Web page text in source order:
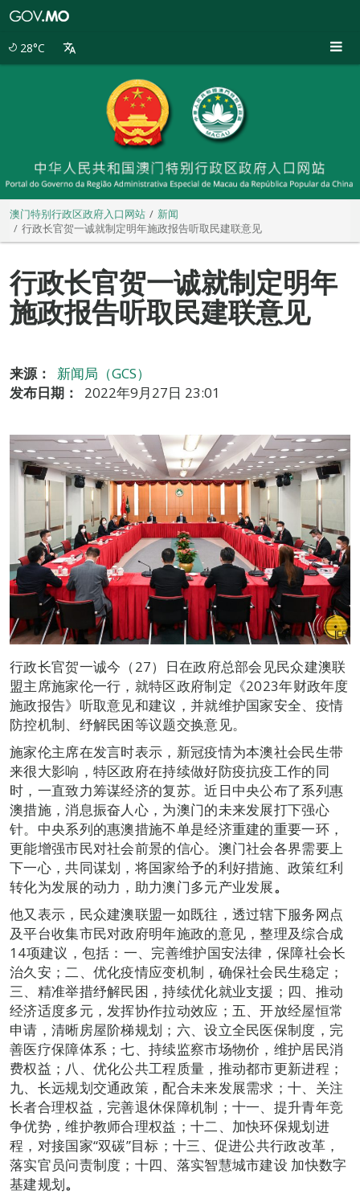
28°C
澳门特别行政区政府入口网站
新闻
行政长官贺一诚就制定明年施政报告听取民建联意见
行政长官贺一诚就制定明年
施政报告听取民建联意见
来源：
新闻局（GCS）
发布日期：
2022年9月27日 23:01
行政长官贺一诚今（27）日在政府总部会见民众建澳联
盟主席施家伦一行，就特区政府制定《2023年财政年度
施政报告》听取意见和建议，并就维护国家安全、疫情
防控机制、纾解民困等议题交换意见。
施家伦主席在发言时表示，新冠疫情为本澳社会民生带
来很大影响，特区政府在持续做好防疫抗疫工作的同
时，一直致力筹谋经济的复苏。近日中央公布了系列惠
澳措施，消息振奋人心，为澳门的未来发展打下强心
针。中央系列的惠澳措施不单是经济重建的重要一环，
更能增强市民对社会前景的信心。澳门社会各界需要上
下一心，共同谋划，将国家给予的利好措施、政策红利
转化为发展的动力，助力澳门多元产业发展。
他又表示，民众建澳联盟一如既往，透过辖下服务网点
及平台收集市民对政府明年施政的意见，整理及综合成
14项建议，包括：一、完善维护国安法律，保障社会长
治久安；二、优化疫情应变机制，确保社会民生稳定；
三、精准举措纾解民困，持续优化就业支援；四、推动
经济适度多元，发挥协作拉动效应；五、开放经屋恒常
申请，清晰房屋阶梯规划；六、设立全民医保制度，完
善医疗保障体系；七、持续监察市场物价，维护居民消
费权益；八、优化公共工程质量，推动都市更新进程；
九、长远规划交通政策，配合未来发展需求；十、关注
长者合理权益，完善退休保障机制；十一、提升青年竞
争优势，维护教师合理权益；十二、加快环保规划进
程，对接国家“双碳”目标；十三、促进公共行政改革，
落实官员问责制度；十四、落实智慧城市建设 加快数字
基建规划。